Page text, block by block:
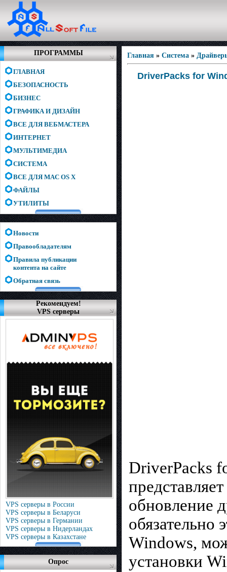
ПРОГРАММЫ
ГЛАВНАЯ
БЕЗОПАСНОСТЬ
БИЗНЕС
ГРАФИКА И ДИЗАЙН
ВСЕ ДЛЯ ВЕБМАСТЕРА
ИНТЕРНЕТ
МУЛЬТИМЕДИА
СИСТЕМА
ВСЕ ДЛЯ MAC OS X
ФАЙЛЫ
УТИЛИТЫ
Новости
Правообладателям
Правила публикации
контента на сайте
Обратная связь
Рекомендуем!
VPS серверы
VPS серверы в России
VPS серверы в Беларуси
VPS серверы в Германии
VPS серверы в Нидерландах
VPS серверы в Казахстане
Опрос
Главная » Система »
DriverPacks for
DriverPacks
обновление
обязательно
Windows,
установки